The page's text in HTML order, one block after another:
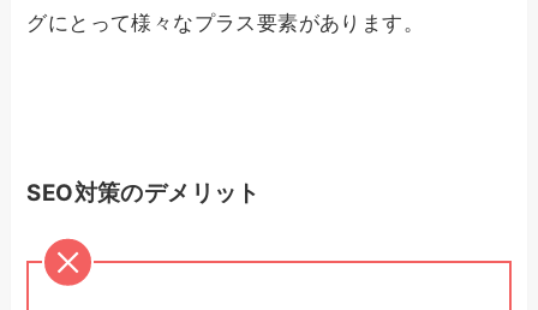
グにとって様々なプラス要素があります。
SEO対策のデメリット